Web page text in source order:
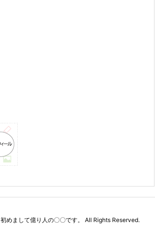
初めまして億り人の〇〇です。 All Rights Reserved.